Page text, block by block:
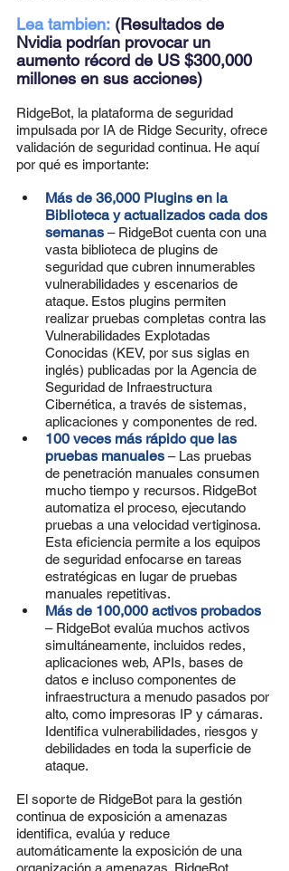
Lea tambien: (Resultados de
Nvidia podrían provocar un
aumento récord de US $300,000
millones en sus acciones)
RidgeBot, la plataforma de seguridad
impulsada por IA de Ridge Security, ofrece
validación de seguridad continua. He aquí
por qué es importante:
Más de 36,000 Plugins en la
Biblioteca y actualizados cada dos
semanas – RidgeBot cuenta con una
vasta biblioteca de plugins de
seguridad que cubren innumerables
vulnerabilidades y escenarios de
ataque. Estos plugins permiten
realizar pruebas completas contra las
Vulnerabilidades Explotadas
Conocidas (KEV, por sus siglas en
inglés) publicadas por la Agencia de
Seguridad de Infraestructura
Cibernética, a través de sistemas,
aplicaciones y componentes de red.
100 veces más rápido que las
pruebas manuales – Las pruebas
de penetración manuales consumen
mucho tiempo y recursos. RidgeBot
automatiza el proceso, ejecutando
pruebas a una velocidad vertiginosa.
Esta eficiencia permite a los equipos
de seguridad enfocarse en tareas
estratégicas en lugar de pruebas
manuales repetitivas.
Más de 100,000 activos probados
– RidgeBot evalúa muchos activos
simultáneamente, incluidos redes,
aplicaciones web, APIs, bases de
datos e incluso componentes de
infraestructura a menudo pasados por
alto, como impresoras IP y cámaras.
Identifica vulnerabilidades, riesgos y
debilidades en toda la superficie de
ataque.
El soporte de RidgeBot para la gestión
continua de exposición a amenazas
identifica, evalúa y reduce
automáticamente la exposición de una